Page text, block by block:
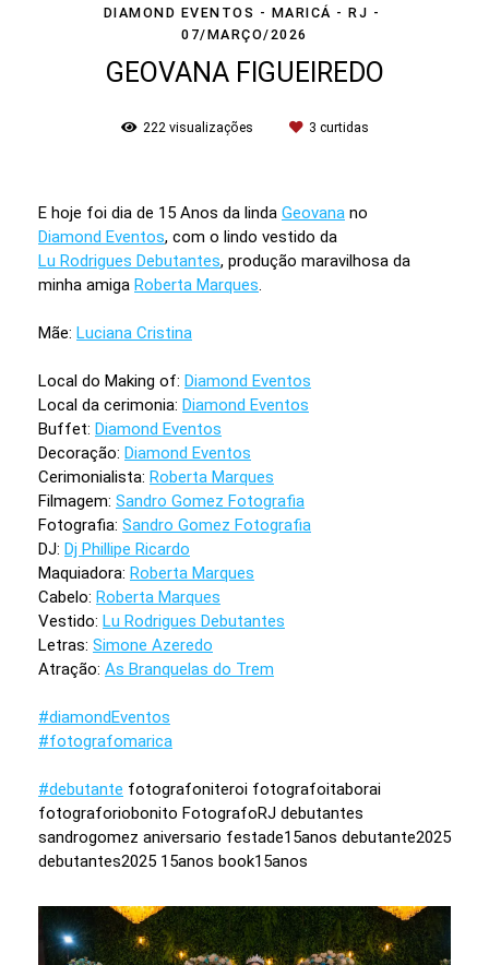
DIAMOND EVENTOS - MARICÁ - RJ
07/MARÇO/2026
GEOVANA FIGUEIREDO
222 visualizações 3 curtidas
E hoje foi dia de 15 Anos da linda Geovana no
Diamond Eventos, com o lindo vestido da
Lu Rodrigues Debutantes, produção maravilhosa da
minha amiga Roberta Marques.
Mãe: Luciana Cristina
Local do Making of: Diamond Eventos
Local da cerimonia: Diamond Eventos
Buffet: Diamond Eventos
Decoração: Diamond Eventos
Cerimonialista: Roberta Marques
Filmagem: Sandro Gomez Fotografia
Fotografia: Sandro Gomez Fotografia
DJ: Dj Phillipe Ricardo
Maquiadora: Roberta Marques
Cabelo: Roberta Marques
Vestido: Lu Rodrigues Debutantes
Letras: Simone Azeredo
Atração: As Branquelas do Trem
#diamondEventos
#fotografomarica
#debutante fotografoniteroi fotografoitaborai
fotograforiobonito FotografoRJ debutantes
sandrogomez aniversario festade15anos debutante2025
debutantes2025 15anos book15anos